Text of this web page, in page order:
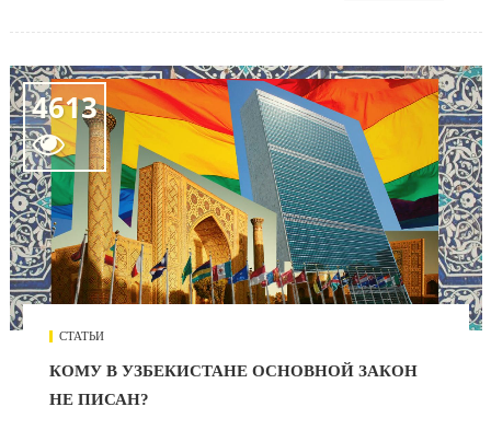
4613

СТАТЬИ
КОМУ В УЗБЕКИСТАНЕ ОСНОВНОЙ ЗАКОН
НЕ ПИСАН?